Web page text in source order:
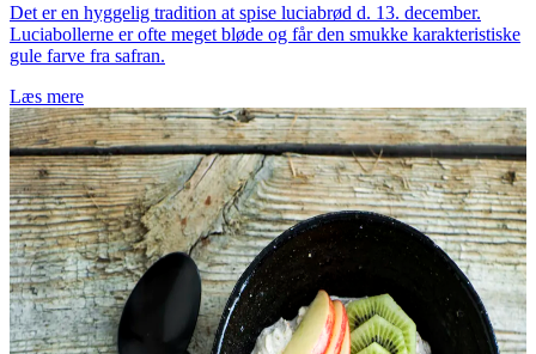
Det er en hyggelig tradition at spise luciabrød d. 13. december.
Luciabollerne er ofte meget bløde og får den smukke karakteristiske
gule farve fra safran.
Læs mere